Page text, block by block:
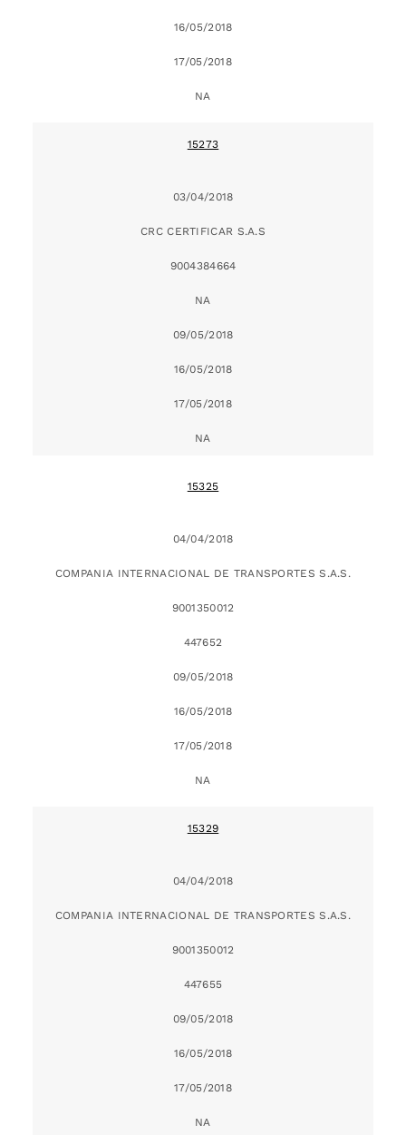
16/05/2018
17/05/2018
NA
15273
03/04/2018
CRC CERTIFICAR S.A.S
9004384664
NA
09/05/2018
16/05/2018
17/05/2018
NA
15325
04/04/2018
COMPANIA INTERNACIONAL DE TRANSPORTES S.A.S.
9001350012
447652
09/05/2018
16/05/2018
17/05/2018
NA
15329
04/04/2018
COMPANIA INTERNACIONAL DE TRANSPORTES S.A.S.
9001350012
447655
09/05/2018
16/05/2018
17/05/2018
NA